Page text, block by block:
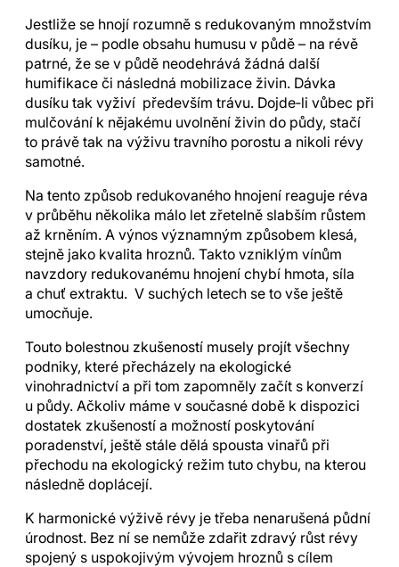
Jestliže se hnojí rozumně s redukovaným množstvím
dusíku, je – podle obsahu humusu v půdě – na révě
patrné, že se v půdě neodehrává žádná další
humifikace či následná mobilizace živin. Dávka
dusíku tak vyživí především trávu. Dojde‑li vůbec při
mulčování k nějakému uvolnění živin do půdy, stačí
to právě tak na výživu travního porostu a nikoli révy
samotné.
Na tento způsob redukovaného hnojení reaguje réva
v průběhu několika málo let zřetelně slabším růstem
až krněním. A výnos významným způsobem klesá,
stejně jako kvalita hroznů. Takto vzniklým vínům
navzdory redukovanému hnojení chybí hmota, síla
a chuť extraktu. V suchých letech se to vše ještě
umocňuje.
Touto bolestnou zkušeností musely projít všechny
podniky, které přecházely na ekologické
vinohradnictví a při tom zapomněly začít s konverzí
u půdy. Ačkoliv máme v současné době k dispozici
dostatek zkušeností a možností poskytování
poradenství, ještě stále dělá spousta vinařů při
přechodu na ekologický režim tuto chybu, na kterou
následně doplácejí.
K harmonické výživě révy je třeba nenarušená půdní
úrodnost. Bez ní se nemůže zdařit zdravý růst révy
spojený s uspokojivým vývojem hroznů s cílem